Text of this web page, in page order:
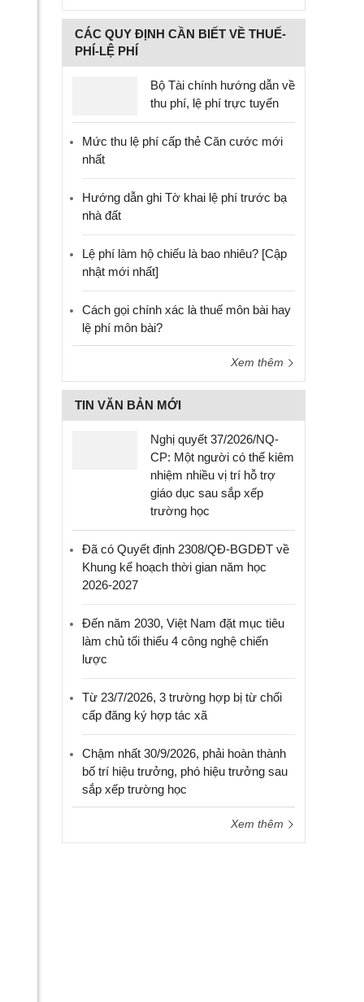
CÁC QUY ĐỊNH CẦN BIẾT VỀ THUẾ-
PHÍ-LỆ PHÍ
Bộ Tài chính hướng dẫn về
thu phí, lệ phí trực tuyến
Mức thu lệ phí cấp thẻ Căn cước mới
nhất
Hướng dẫn ghi Tờ khai lệ phí trước bạ
nhà đất
Lệ phí làm hộ chiếu là bao nhiêu? [Cập
nhật mới nhất]
Cách gọi chính xác là thuế môn bài hay
lệ phí môn bài?
Xem thêm
TIN VĂN BẢN MỚI
Nghị quyết 37/2026/NQ-
CP: Một người có thể kiêm
nhiệm nhiều vị trí hỗ trợ
giáo dục sau sắp xếp
trường học
Đã có Quyết định 2308/QĐ-BGDĐT về
Khung kế hoạch thời gian năm học
2026-2027
Đến năm 2030, Việt Nam đặt mục tiêu
làm chủ tối thiểu 4 công nghệ chiến
lược
Từ 23/7/2026, 3 trường hợp bị từ chối
cấp đăng ký hợp tác xã
Chậm nhất 30/9/2026, phải hoàn thành
bố trí hiệu trưởng, phó hiệu trưởng sau
sắp xếp trường học
Xem thêm